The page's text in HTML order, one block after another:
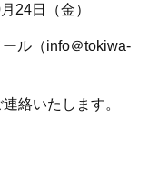
24日（金）
ル（info＠tokiwa-
絡いたします。